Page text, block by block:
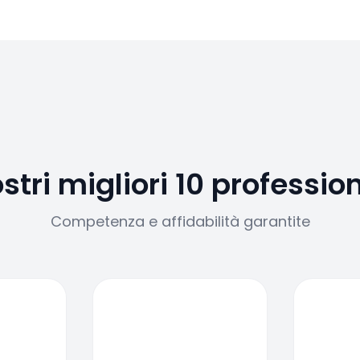
migliori 10
Competenza e affidabilità garantite